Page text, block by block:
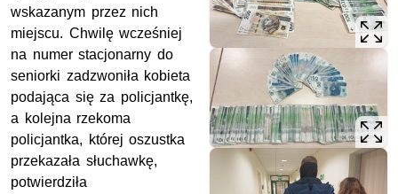
wskazanym przez nich
miejscu. Chwilę wcześniej
na numer stacjonarny do
seniorki zadzwoniła kobieta
podająca się za policjantkę,
a kolejna rzekoma
policjantka, której oszustka
przekazała słuchawkę,
potwierdziła